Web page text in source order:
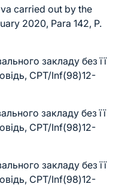
carried out by the
2020, Para 142, P.
закладу без її
CPT/Inf(98)12-
закладу без її
CPT/Inf(98)12-
закладу без її
CPT/Inf(98)12-